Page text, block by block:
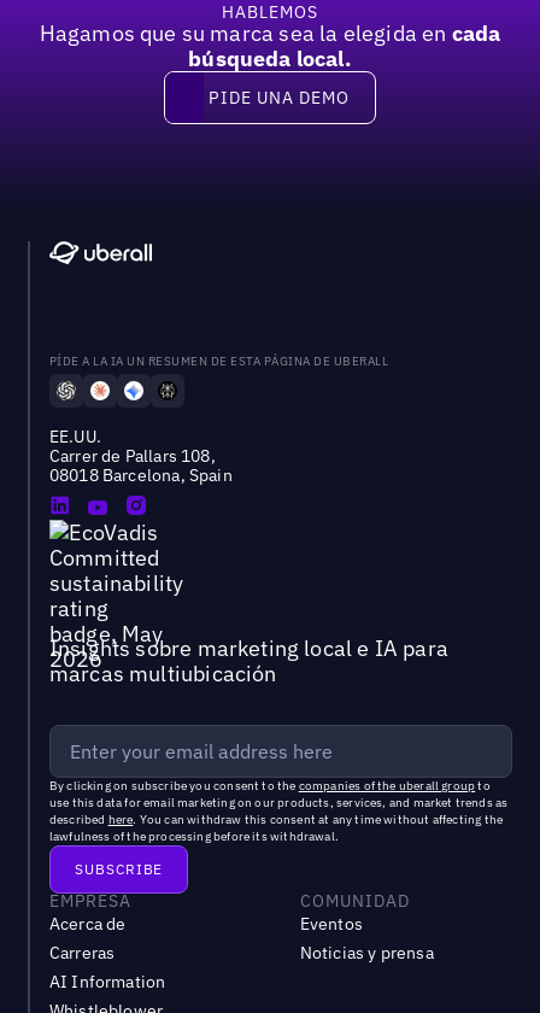
HABLEMOS
Hagamos que su marca sea la elegida en cada
búsqueda local.
Pide una demo
PIDE UNA DEMO
PÍDE A LA IA UN RESUMEN DE ESTA PÁGINA DE UBERALL
EE.UU.
Carrer de Pallars 108,
08018 Barcelona, Spain
Insights sobre marketing local e IA para
marcas multiubicación
By clicking on subscribe you consent to the companies of the uberall groupto
use this data for email marketing on our products, services, and market trends as
described here. You can withdraw this consent at any time without affecting the
lawfulness of the processing before its withdrawal.
EMPRESA
Acerca de
Carreras
AI Information
COMUNIDAD
Eventos
Noticias y prensa